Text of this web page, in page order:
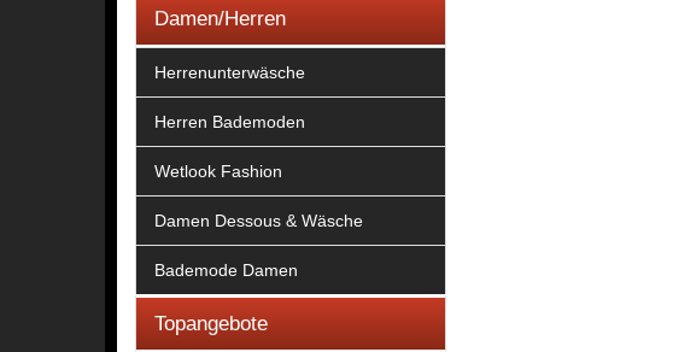
Damen/Herren
Herrenunterwäsche
Herren Bademoden
Wetlook Fashion
Damen Dessous & Wäsche
Bademode Damen
Topangebote